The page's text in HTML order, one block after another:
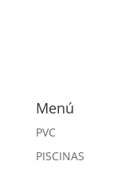
Menú
PVC
PISCINAS